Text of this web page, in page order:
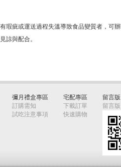
瑕疵或運送過程失溫導致食品變質者，可
諒與配合。
彌月禮盒專區
訂購需知
試吃注意事項
宅配專區
下載訂單
快速購物
留言版
留言版